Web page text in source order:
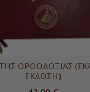
ΟΡΘΟΔΟΞΙΑΣ
ΕΚΔΟΣΗ)